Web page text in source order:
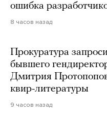
ошибка
8 часов назад
Прокуратура
бывшего
Дмитрия
квир-литературы
9 часов назад